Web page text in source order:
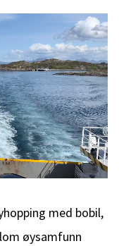
med bobil,
øysamfunn